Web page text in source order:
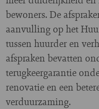
bewoners. De
aanvulling op het
tussen huurder en
afspraken bevatten
terugkeergarantie
renovatie en een
verduurzaming.